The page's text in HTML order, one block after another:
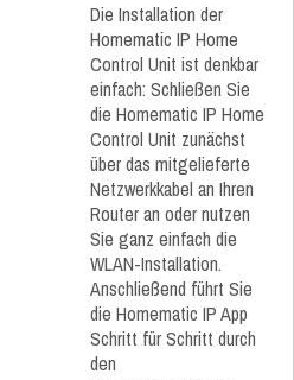
Die Installation der
Homematic IP Home
Control Unit ist denkbar
einfach: Schließen Sie
die Homematic IP Home
Control Unit zunächst
über das mitgelieferte
Netzwerkkabel an Ihren
Router an oder nutzen
Sie ganz einfach die
WLAN-Installation.
Anschließend führt Sie
die Homematic IP App
Schritt für Schritt durch
den